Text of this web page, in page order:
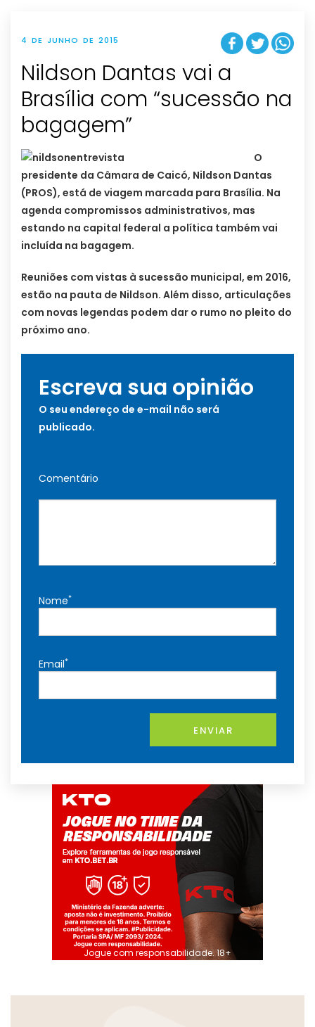
4 DE JUNHO DE 2015
Nildson Dantas vai a
Brasília com “sucessão na
bagagem”
O
presidente da Câmara de Caicó, Nildson Dantas
(PROS), está de viagem marcada para Brasília. Na
agenda compromissos administrativos, mas
estando na capital federal a política também vai
incluída na bagagem.
Reuniões com vistas à sucessão municipal, em 2016,
estão na pauta de Nildson. Além disso, articulações
com novas legendas podem dar o rumo no pleito do
próximo ano.
Escreva sua opinião
O seu endereço de e-mail não será
publicado.
Comentário
Nome*
Email*
ENVIAR
Jogue com responsabilidade. 18+